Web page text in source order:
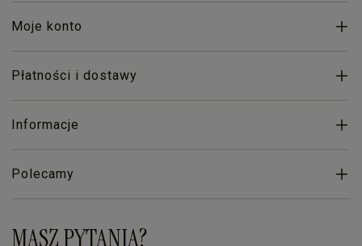
Moje konto
Płatności i dostawy
Informacje
Polecamy
MASZ PYTANIA?